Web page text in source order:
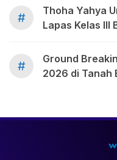
#
Thoha Yahya
Lapas Kelas III
#
Ground
2026 di Tanah